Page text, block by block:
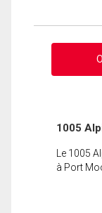
1005
Le 1005
à Port